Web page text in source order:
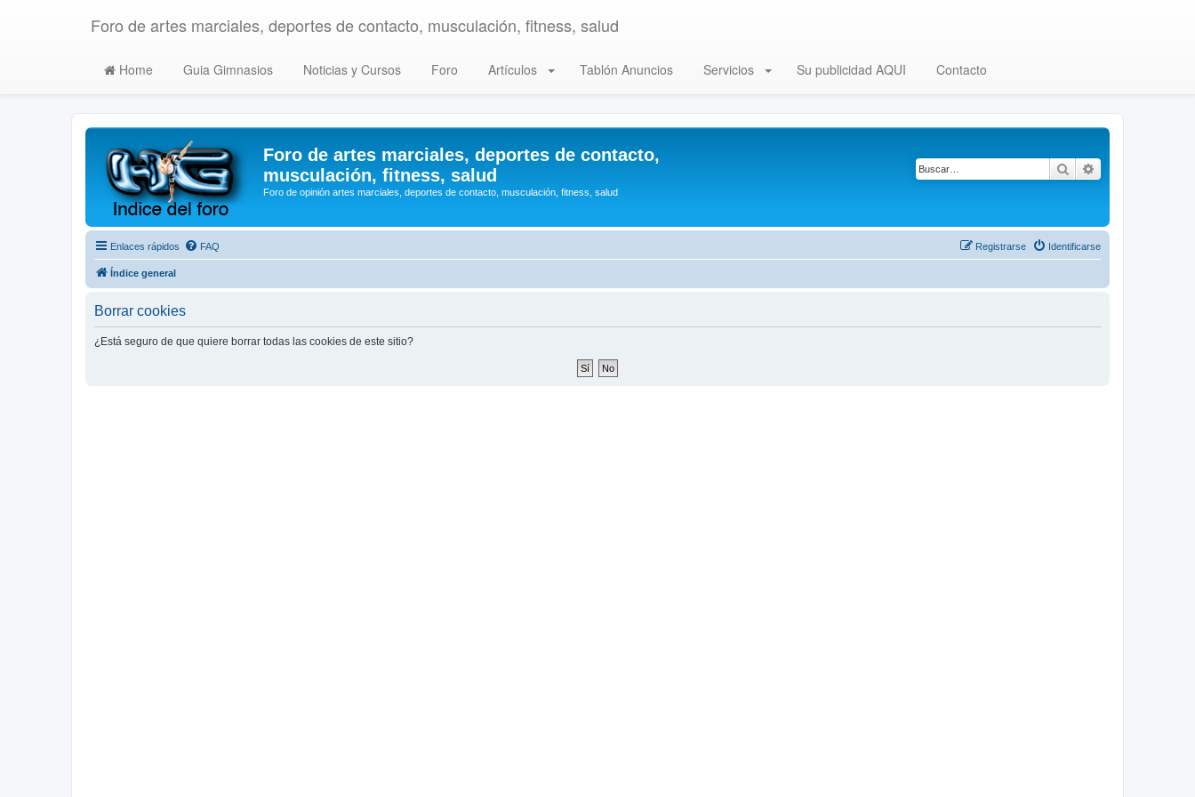
Foro de artes marciales, deportes de contacto, musculación, fitness, salud
Home Guia Gimnasios Noticias y Cursos Foro Artículos Tablón Anuncios Servicios Su publicidad AQUI Contacto
Foro de artes marciales, deportes de contacto,
musculación, fitness, salud
Foro de opinión artes marciales, deportes de contacto, musculación, fitness, salud
Buscar
Enlaces rápidos FAQ Identificarse
Registrarse
Índice general
Borrar cookies
¿Está seguro de que quiere borrar todas las cookies de este sitio?